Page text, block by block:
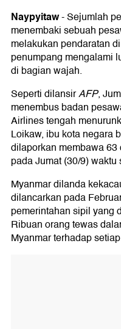
Naypyitaw-Sejumlah
menembaki sebuah
melakukan pendaratan
penumpang mengalami
di bagian wajah.
Seperti dilansirAFP,
menembus badan
Airlines tengah
Loikaw, ibu kota negara
dilaporkan membawa
pada Jumat (30/9) waktu
Myanmar dilanda
dilancarkan pada
pemerintahan sipil yang
Ribuan orang tewas
Myanmar terhadap